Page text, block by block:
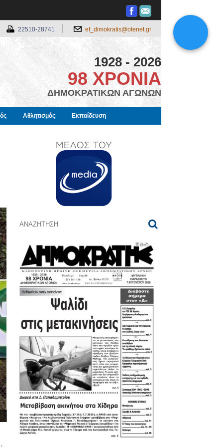
22510-28741 ef_dimokratis@otenet.gr
1928 - 2026
98 ΧΡΟΝΙΑ
ΔΗΜΟΚΡΑΤΙΚΩΝ ΑΓΩΝΩΝ
Αθλητισμός Εκπαίδευση